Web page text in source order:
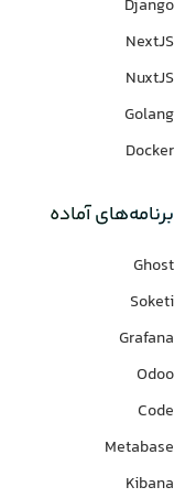
Django
NextJS
NuxtJS
Golang
Docker
برنامه‌های‌ آماده
Ghost
Soketi
Grafana
Odoo
Code
Metabase
Kibana